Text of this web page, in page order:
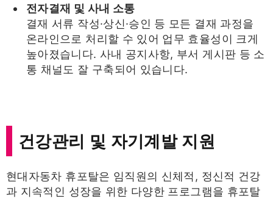
전자결재 및 사내 소통
결재 서류 작성·상신·승인 등 모든 결재 과정을
온라인으로 처리할 수 있어 업무 효율성이 크게
높아졌습니다. 사내 공지사항, 부서 게시판 등 소
통 채널도 잘 구축되어 있습니다.
건강관리 및 자기계발 지원
현대자동차 휴포탈은 임직원의 신체적, 정신적 건강
과 지속적인 성장을 위한 다양한 프로그램을 휴포탈